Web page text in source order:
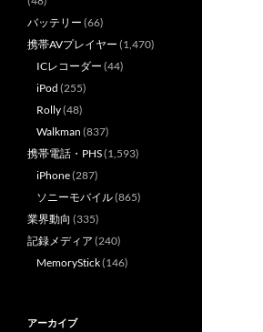
バッテリー (66)
携帯AVプレイヤー (1,470)
ICレコーダー (44)
iPod (255)
Rolly(48)
Walkman (837)
携帯電話・PHS(1,593)
iPhone(287)
ソニーモバイル(865)
業界動向 (335)
記録メディア (240)
MemoryStick(146)
アーカイブ